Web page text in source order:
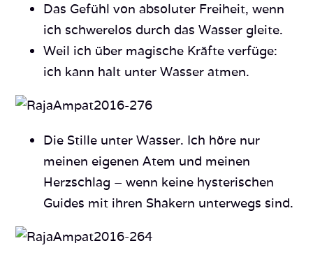
Das Gefühl von absoluter Freiheit, wenn
ich schwerelos durch das Wasser gleite.
Weil ich über magische Kräfte verfüge:
ich kann halt unter Wasser atmen.
Die Stille unter Wasser. Ich höre nur
meinen eigenen Atem und meinen
Herzschlag – wenn keine hysterischen
Guides mit ihren Shakern unterwegs sind.